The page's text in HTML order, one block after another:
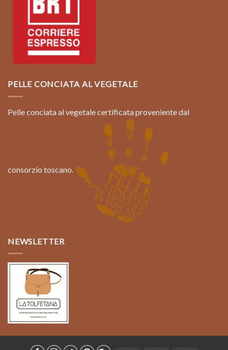
PELLE CONCIATA AL VEGETALE
Pelle conciata al vegetale certificata proveniente dal
consorzio toscano.
NEWSLETTER